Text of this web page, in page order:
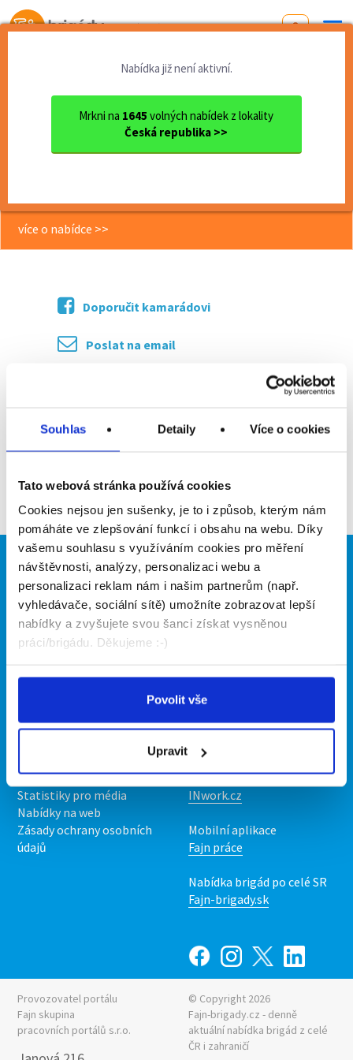
Souhlas Detaily Více o cookies
Tato webová stránka používá cookies
Cookies nejsou jen sušenky, je to i způsob, kterým nám
pomáháte ve zlepšování funkcí i obsahu na webu. Díky
vašemu souhlasu s využíváním cookies pro měření
návštěvnosti, analýzy, personalizaci webu a
personalizaci reklam nám i našim partnerům (např.
vyhledávače, sociální sítě) umožníte zobrazovat lepší
nabídky a zvyšujete svou šanci získat vysněnou
práci/brigádu. Děkujeme :-)
Povolit vše
Upravit
Od první brigády
Nabídka již není aktivní.
Mrkni na 1645 volných nabídek z lokality
Česká republika >>
Jihomoravský kraj
okres Brno - venkov
Brigáda v moderní výrobě | ...
Brigáda v moderní výrobě | až 185
více o nabídce >>
Doporučit kamarádovi
Poslat na email
Zpět
Brigádníci
Články
Hledané brigády
Firmy
Vložit inzerát
Ceník
Kontakt
Upravit předvolby cookies
Statistiky pro média
Nabídky na web
Zásady ochrany osobních
údajů
Naše další projekty
Mobilní aplikace
Nabídka práce z celé ČR
INwork.cz
Mobilní aplikace
Fajn práce
Nabídka brigád po celé SR
Fajn-brigady.sk
Provozovatel portálu
Fajn skupina
pracovních portálů s.r.o.
© Copyright 2026
Fajn-brigady.cz - denně
aktuální nabídka brigád z celé
ČR i zahraničí